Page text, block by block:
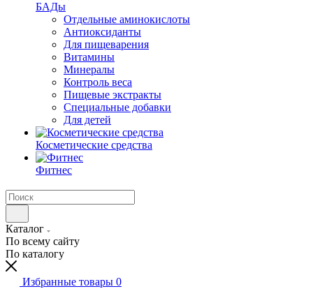
БАДы
Отдельные аминокислоты
Антиоксиданты
Для пищеварения
Витамины
Минералы
Контроль веса
Пищевые экстракты
Специальные добавки
Для детей
Косметические средства
Фитнес
Каталог
По всему сайту
По каталогу
Избранные товары 0